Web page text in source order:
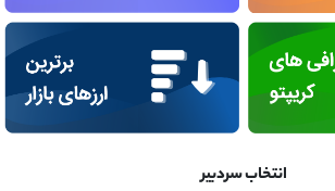
انتخاب سردبیر